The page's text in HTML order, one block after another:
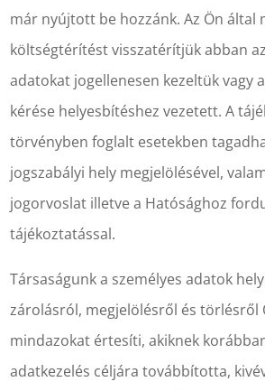
már nyújtott be hozzánk. Az Ön által
költségtérítést visszatérítjük abban
adatokat jogellenesen kezeltük vagy
kérése helyesbítéshez vezetett. A
törvényben foglalt esetekben
jogszabályi hely megjelölésével,
jogorvoslat illetve a Hatósághoz
tájékoztatással.
Társaságunk a személyes adatok
zárolásról, megjelölésről és törlésről
mindazokat értesíti, akiknek
adatkezelés céljára továbbította,